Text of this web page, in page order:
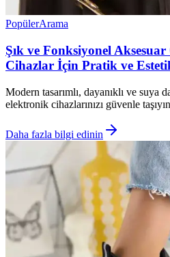
PopülerArama
Şık ve Fonksiyonel
Cihazlar İçin Pratik ve
Modern tasarımlı, dayanıklı ve suya
elektronik cihazlarınızı güvenle
Daha fazla bilgi edinin